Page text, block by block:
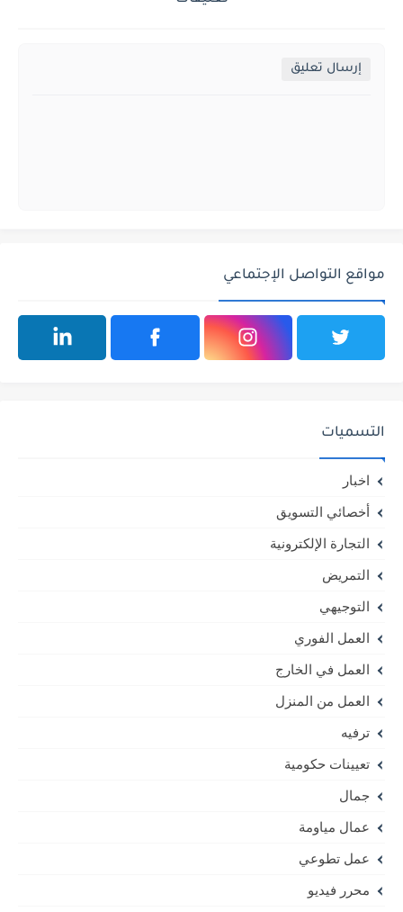
إرسال تعليق
مواقع التواصل الإجتماعي
التسميات
اخبار
أخصائي التسويق
التجارة الإلكترونية
التمريض
التوجيهي
العمل الفوري
العمل في الخارج
العمل من المنزل
ترفيه
تعيينات حكومية
جمال
عمال مياومة
عمل تطوعي
محرر فيديو